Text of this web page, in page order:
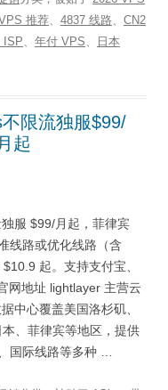
推荐、 4837 线路、 CN2
ISP、 年付 VPS、
日本
限流独服$99/
起
服 $99/月起，菲律宾
线路或优化线路（含
起。支持支付宝、
网地址 lightlayer 主营云
中心覆盖美国洛杉矶、
、菲律宾等地区，提供
国际线路等多种 …